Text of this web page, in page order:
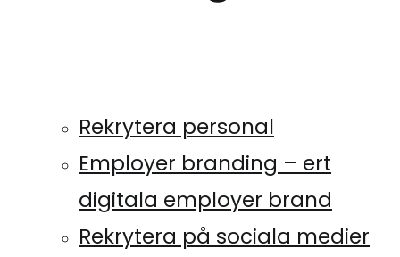
Rekrytera personal
Employer branding – ert
digitala employer brand
Rekrytera på sociala medier